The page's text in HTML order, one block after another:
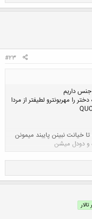
#23
داريم
را مهربونترو لطيفتر از مردا
خیانت نبینن پایبند میمونن
و دودل میشن